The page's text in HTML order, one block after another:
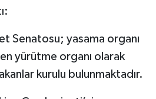
Senatosu; yasama organı
yürütme organı olarak
kurulu bulunmaktadır.